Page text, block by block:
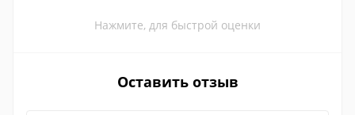
Нажмите, для быстрой оценки
Оставить отзыв